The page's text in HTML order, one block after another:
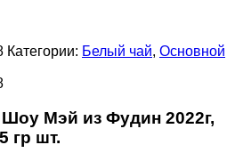
Категории: Белый чай, Основной
Мэй из Фудин 2022г,
гр шт.